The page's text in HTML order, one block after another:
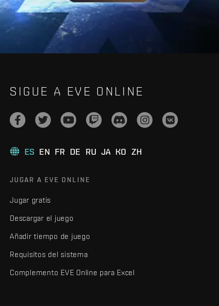
SIGUE A EVE ONLINE
ES EN FR DE RU JA KO ZH
JUGAR A EVE ONLINE
Jugar gratis
Descargar el juego
Añadir tiempo de juego
Requisitos del sistema
Complemento EVE Online para Excel